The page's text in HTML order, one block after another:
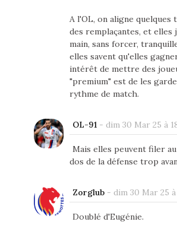
A l'OL, on aligne quelques
des remplaçantes, et elles
main, sans forcer,
elles savent qu'elles
intérêt de mettre des
"premium" est de les
rythme de match.
OL-91 - dim 30 Mar 25 à
Mais elles peuvent filer
dos de la défense trop
Zorglub- dim 30 Mar 25 à
Doublé d'Eugénie.